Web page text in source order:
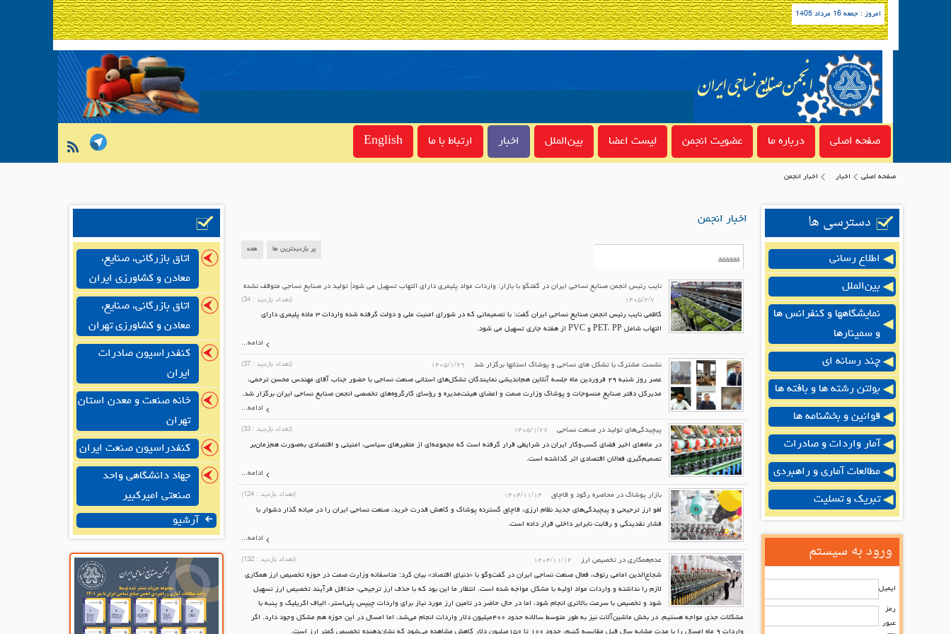
امروز : جمعه 16 مرداد 1405
صفحه اصلی درباره ما عضویت انجمن لیست اعضا بین‌الملل اخبار ارتباط با ما English
صفحه اصلی اخبار اخبار انجمن
دسترسی ها
اطلاع رسانی
بین‌الملل
نمایشگاهها و کنفرانس ها
و سمینارها
چند رسانه ای
بولتن رشته ها و بافته ها
قوانین و بخشنامه ها
آمار واردات و صادرات
مطالعات آماری و راهبردی
تبریک و تسلیت
ورود به سیستم
ایمیل
رمز
عبور
اخبار انجمن
پر بازدیدترین ها همه
نایب رئیس انجمن صنایع نساجی ایران در گفتگو با بازار: واردات مواد پلیمری دارای التهاب تسهیل می شود| تولید در صنایع نساجی متوقف نشده
۱۴۰۵/۲/۷ (تعداد بازدید : 34
)
کاظمی نایب رئیس انجمن صنایع نساجی ایران گفت: با تصمیماتی که در شورای امنیت ملی و دولت گرفته شده واردات ۳ ماده پلیمری دارای
التهاب شامل PET، PP و PVC از هفته جاری تسهیل می شود.
ادامه...
نشست مشترک با تشکل های نساجی و پوشاک استانها برگزار شد ۱۴۰۵/۱/۲۹ (تعداد بازدید : 37
)
عصر روز شنبه ۲۹ فروردین ماه جلسه آنلاین هم‌اندیشی نمایندگان تشکل‌های استانی صنعت نساجی با حضور جناب آقای مهندس محسن ترحمی،
مدیرکل دفتر صنایع منسوجات و پوشاک وزارت صمت و اعضای هیئت‌مدیره و رؤسای کارگروه‌های تخصصی انجمن صنایع نساجی ایران برگزار شد.
ادامه...
پیچیدگی‌های تولید در صنعت نساجی ۱۴۰۵/۱/۲۷ (تعداد بازدید : 33
)
در ماه‌های اخیر فضای کسب‌وکار ایران در شرایطی قرار گرفته است که مجموعه‌ای از متغیرهای سیاسی، امنیتی و اقتصادی به‌صورت هم‌زمان‌بر
تصمیم‌گیری فعالان اقتصادی اثر گذاشته است.
ادامه...
بازار پوشاک در محاصره رکود و قاچاق ۱۴۰۴/۱۱/۱۴ (تعداد بازدید : 124
)
لغو ارز ترجیحی و پیچیدگی‌های جدید نظام ارزی، قاچاق گسترده پوشاک و کاهش قدرت خرید، صنعت نساجی ایران را در میانه گذار دشوار با
فشار نقدینگی و رقابت نابرابر داخلی قرار داده است.
ادامه...
عدم‌همکاری در تخصیص ارز ۱۴۰۴/۱۱/۱۴ (تعداد بازدید : 132
)
شجاع‌الدین امامی رئوف، فعال صنعت نساجی ایران در گفت‌وگو با «دنیای اقتصاد» بیان کرد: متاسفانه وزارت صمت در حوزه تخصیص ارز همکاری
لازم را نداشته و واردات مواد اولیه با مشکل مواجه شده است. انتظار ما این بود که با حذف ارز ترجیحی، حداقل فرآیند تخصیص ارز تسهیل
شود و تخصیص با سرعت بالاتری انجام شود، اما در حال حاضر در تامین ارز مورد نیاز برای واردات چیپس پلی‌استر، الیاف اکریلیک و پنبه با
مشکلات جدی مواجه هستیم. در بخش ماشین‌آلات نیز به طور متوسط سالانه حدود ۴۰۰‌میلیون دلار واردات انجام می‌شد، اما امسال در این حوزه هم مشکل وجود دارد. اگر
واردات ۹ ماه امسال را با مدت مشابه سال قبل مقایسه کنیم، حدود ۱۰۰ تا ۱۵۰‌میلیون دلار کاهش مشاهده می‌شود که نشان‌دهنده تخصیص کمتر ارز است.
اتاق بازرگانی، صنایع،
معادن و کشاورزی ایران
اتاق بازرگانی، صنایع،
معادن و کشاورزی تهران
کنفدراسیون صادرات
ایران
خانه صنعت و معدن استان
تهران
کنفدراسیون صنعت ایران
جهاد دانشگاهی واحد
صنعتی امیرکبیر
آرشیو